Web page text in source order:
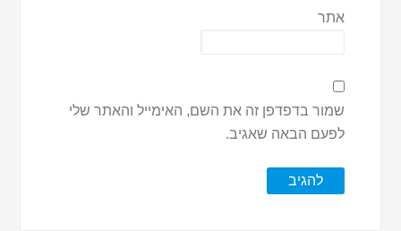
אתר
שמור בדפדפן זה את השם, האימייל והאתר שלי
לפעם הבאה שאגיב.